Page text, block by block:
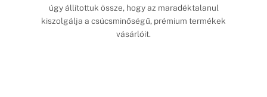
úgy állítottuk össze, hogy az maradéktalanul
kiszolgálja a csúcsminőségű, prémium termékek
vásárlóit.